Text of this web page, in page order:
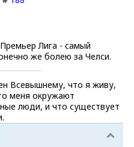
Лига - самый
же болею за Челси.
Всевышнему, что я живу,
меня окружают
люди, и что существует